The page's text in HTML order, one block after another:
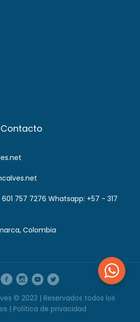
Whatsapp: +57 - 317
Colombia
© 2023 | Reservados todos los
| Política de privacidad